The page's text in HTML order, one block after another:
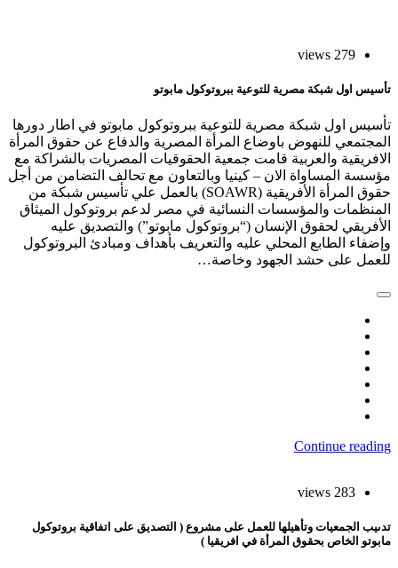
279 views
اول شبكة مصرية للتوعية ببروتوكول مابوتو
اول شبكة مصرية للتوعية ببروتوكول مابوتو في اطار دورها
للنهوض باوضاع المرأة المصرية والدفاع عن حقوق المرأة
والعربية قامت جمعية الحقوقيات المصريات بالشراكة مع
المساواة الان – كينيا وبالتعاون مع تحالف التضامن من أجل
حقوق المرأة الأفريقية (SOAWR) بالعمل علي تأسيس شبكة من
والمؤسسات النسائية في مصر لدعم بروتوكول الميثاق
لحقوق الإنسان (“بروتوكول مابوتو”) والتصديق عليه
الطابع المحلي عليه والتعريف بأهداف ومبادئ البروتوكول
على حشد الجهود وخاصة…
Continue
283 views
الجمعيات وتأهيلها للعمل على مشروع ( التصديق على اتفاقية بروتوكول
الخاص بحقوق المرأة في افريقيا )